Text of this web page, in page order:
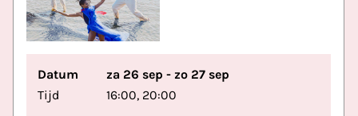
Datum
za 26 sep - zo 27 sep
Tijd
16:00, 20:00